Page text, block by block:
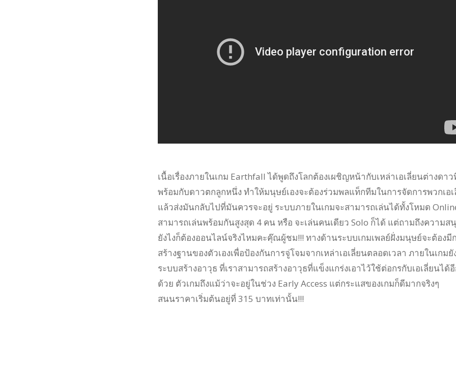
เนื้อเรื่องภายในเกม Earthfall ได้พูดถึงโลกต้องเผชิญหน้ากับเหล่าเอเลี่ยนต่างดา
พร้อมกับดาวตกลูกหนึ่ง ทำให้มนุษย์เองจะต้องร่วมพลแท็กทีมในการจัดการพวกเอ
แล้วส่งมันกลับไปที่มันควรจะอยู่ ระบบภายในเกมจะสามารถเล่นได้ทั้งโหมด
สามารถเล่นพร้อมกันสูงสุด 4 คน หรือ จะเล่นคนเดียว Solo ก็ได้ แต่ถามถึงความส
ยังไงก็ต้องออนไลน์จริงไหมคะคุ๊ณผู้ชม!!! ทางด้านระบบเกมเพลย์ฝั่งมนุษย์จะต้องมี
สร้างฐานของตัวเองเพื่อป้องกันการจู่โจมจากเหล่าเอเลี่ยนตลอดเวลา ภายในเกมยั
ระบบสร้างอาวุธ ที่เราสามารถสร้างอาวุธที่แข็งแกร่งเอาไว้ใช้ต่อกรกับเอเลี่ยนได้
ด้วย ตัวเกมถึงแม้ว่าจะอยู่ในช่วง Early Access แต่กระแสของเกมก็ดีมากจริงๆ
สนนราคาเริ่มต้นอยู่ที่ 315 บาทเท่านั้น!!!